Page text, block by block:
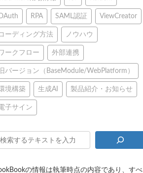
RPA SAML認証 ViewCreator
ーディング方法 ノウハウ
ークフロー 外部連携
旧バージョン（BaseModule/WebPlatform）
境構築 生成AI 製品紹介・お知らせ
子サイン
の情報は執筆時点の内容であり、すべ